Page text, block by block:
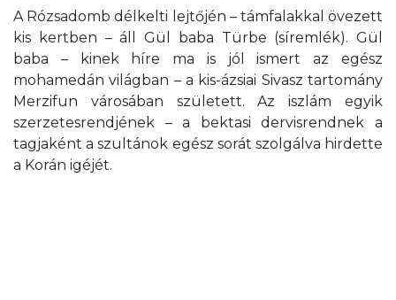
A Rózsadomb délkelti lejtőjén – támfalakkal övezett
kis kertben – áll Gül baba Türbe (síremlék). Gül
baba – kinek híre ma is jól ismert az egész
mohamedán világban – a kis-ázsiai Sivasz tartomány
Merzifun városában született. Az iszlám egyik
szerzetesrendjének – a bektasi dervisrendnek a
tagjaként a szultánok egész sorát szolgálva hirdette
a Korán igéjét.